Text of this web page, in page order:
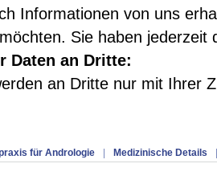
Informationen von uns
Sie haben jederzeit
Daten an Dritte:
an Dritte nur mit Ihrer
für Andrologie | Medizinische Details |